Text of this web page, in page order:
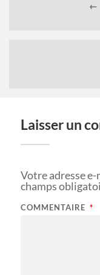
←
Laisser un
Votre adresse e-
champs
COMMENTAIRE *